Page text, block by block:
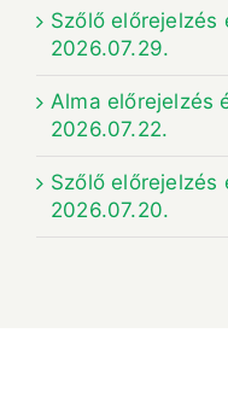
Szőlő előrejelzés
2026.07.29.
Alma előrejelzés
2026.07.22.
Szőlő előrejelzés
2026.07.20.